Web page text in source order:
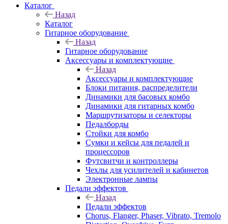
Каталог
Назад
Каталог
Гитарное оборудование
Назад
Гитарное оборудование
Аксессуары и комплектующие
Назад
Аксессуары и комплектующие
Блоки питания, распределители
Динамики для басовых комбо
Динамики для гитарных комбо
Маршрутизаторы и селекторы
Педалборды
Стойки для комбо
Сумки и кейсы для педалей и
процессоров
Футсвитчи и контроллеры
Чехлы для усилителей и кабинетов
Электронные лампы
Педали эффектов
Назад
Педали эффектов
Chorus, Flanger, Phaser, Vibrato, Tremolo